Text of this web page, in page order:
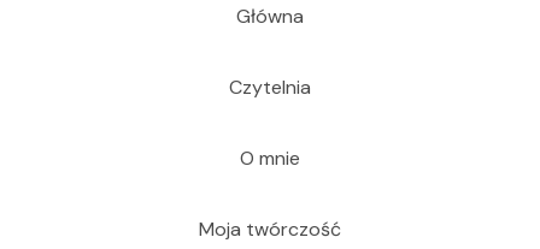
Główna
Czytelnia
O mnie
Moja twórczość